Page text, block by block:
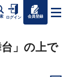
ログイン 会員登録
」の上で